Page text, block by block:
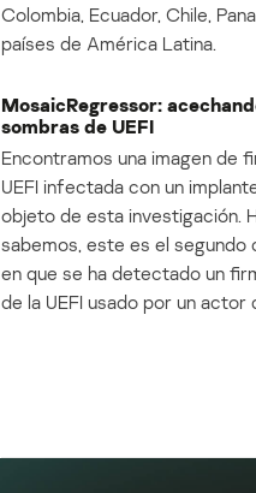
Colombia, Ecuador, Chile,
países de América Latina.
MosaicRegressor:
sombras de UEFI
Encontramos una imagen de
UEFI infectada con un
objeto de esta investigación.
sabemos, este es el segundo
en que se ha detectado un
de la UEFI usado por un actor